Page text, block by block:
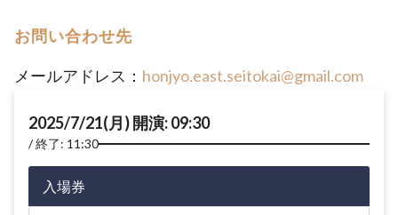
お問い合わせ先
メールアドレス： honjyo.east.seitokai@gmail.com
2025/7/21(月) 開演: 09:30
終了: 11:30
入場券